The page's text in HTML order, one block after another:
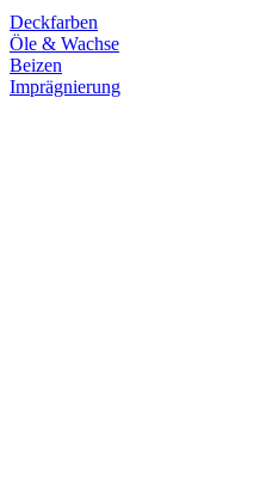
Deckfarben
Öle & Wachse
Beizen
Imprägnierung